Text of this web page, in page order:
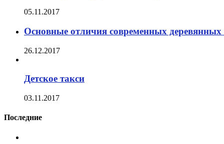
05.11.2017
Основные отличия современных деревянных
26.12.2017
Детское такси
03.11.2017
Последние